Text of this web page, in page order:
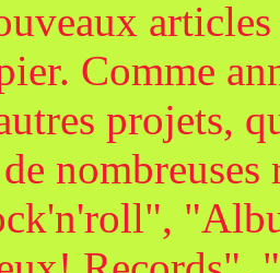
Comme
projets,